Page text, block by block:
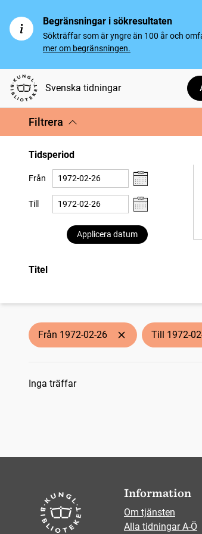
Begränsningar i sökresultaten
Sökträffar som är yngre än 100 år och
mer om begränsningen.
Svenska tidningar
Filtrera
Tidsperiod
Från
Till
Applicera datum
Titel
Från 1972-02-26 Till 1972-
Sökresultat
Inga träffar
Information
Om tjänsten
Alla tidningar A-Ö